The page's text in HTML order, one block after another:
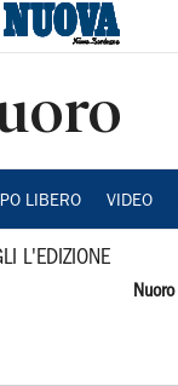
LIBERO VIDEO
L'EDIZIONE
Nuoro